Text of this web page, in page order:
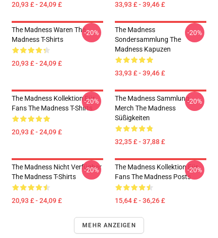
20,93 £ - 24,09 £ 33,93 £ - 39,46 £
The Madness Waren The
Madness T-Shirts
20,93 £ - 24,09 £
-20%
The Madness
Sondersammlung The
Madness Kapuzen
33,93 £ - 39,46 £
-20%
The Madness Kollektion Für
Fans The Madness T-Shirts
20,93 £ - 24,09 £
-20%
The Madness Sammlung
Merch The Madness
Süßigkeiten
32,35 £ - 37,88 £
-20%
The Madness Nicht Verfügbar
The Madness T-Shirts
20,93 £ - 24,09 £
-20%
The Madness Kollektion Für
Fans The Madness Posts
15,64 £ - 36,26 £
-20%
MEHR ANZEIGEN